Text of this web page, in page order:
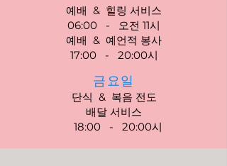
예배 & 힐링 서비스
06:00
-
오전 11시
예배 & 예언적 봉사
17:00
- 20:00시
금요일
단식 & 복음 전도
배달 서비스
18:00
- 20:00시